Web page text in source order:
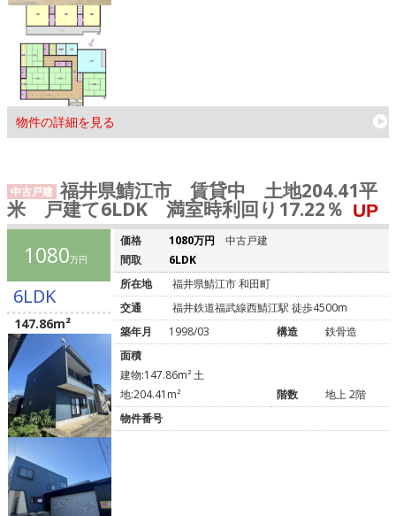
物件の詳細を見る
中古戸建 福井県鯖江市 賃貸中 土地204.41平
米 戸建て6LDK 満室時利回り17.22％ UP
1080万円
6LDK
147.86m²
価格 1080万円
中古戸建
間取
6LDK
所在地
福井県鯖江市 和田町
交通
福井鉄道福武線西鯖江駅 徒歩4500m
築年月
1998/03 構造
鉄骨造
面積
建物:147.86m² 土
地:204.41m²
階数
地上 2階
物件番号